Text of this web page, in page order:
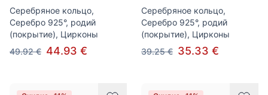
Серебряное кольцо,
Серебро 925°, родий
(покрытие), Цирконы
49.92 € 44.93 €
Серебряное кольцо,
Серебро 925°, родий
(покрытие), Цирконы
39.25 € 35.33 €